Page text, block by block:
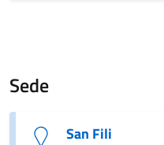
Sede
San Fili